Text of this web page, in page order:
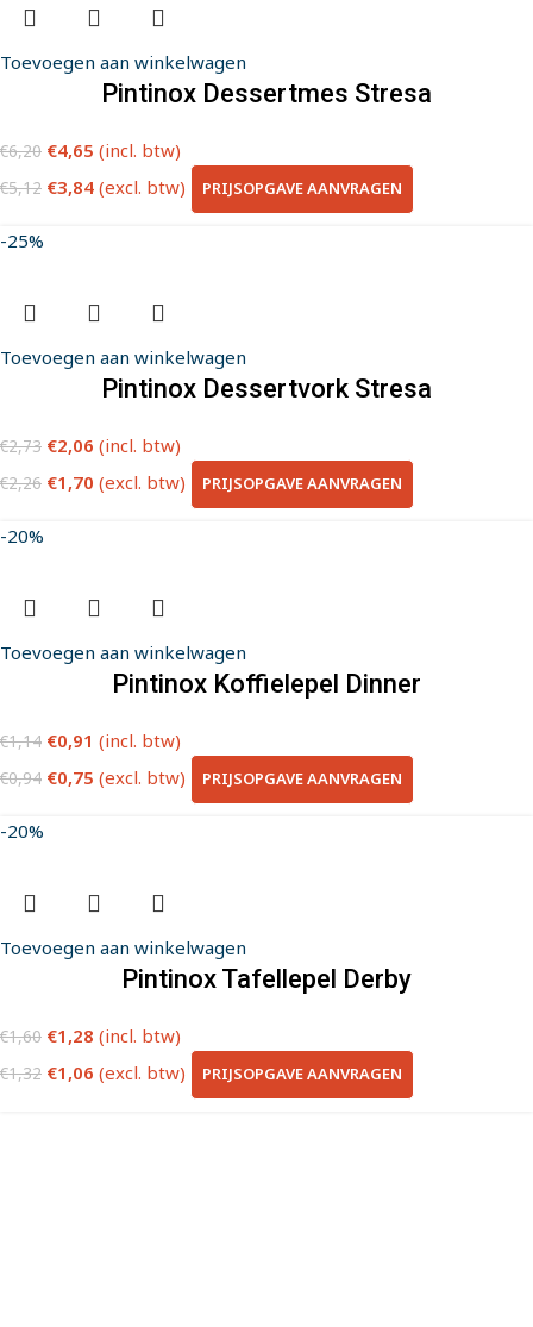
Toevoegen aan winkelwagen
Pintinox Dessertmes Stresa
€6,20 €4,65 (incl. btw)
€5,12 €3,84 (excl. btw) PRIJSOPGAVE AANVRAGEN
-25%
Toevoegen aan winkelwagen
Pintinox Dessertvork Stresa
€2,73 €2,06 (incl. btw)
€2,26 €1,70 (excl. btw) PRIJSOPGAVE AANVRAGEN
-20%
Toevoegen aan winkelwagen
Pintinox Koffielepel Dinner
€1,14 €0,91 (incl. btw)
€0,94 €0,75 (excl. btw) PRIJSOPGAVE AANVRAGEN
-20%
Toevoegen aan winkelwagen
Pintinox Tafellepel Derby
€1,60 €1,28 (incl. btw)
€1,32 €1,06 (excl. btw) PRIJSOPGAVE AANVRAGEN